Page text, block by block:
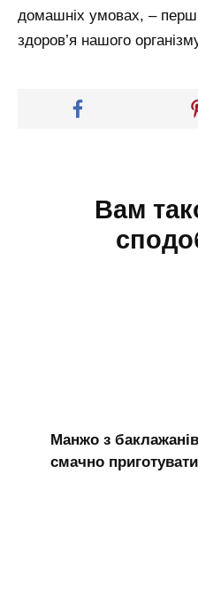
домашніх умовах, –
здоров’я нашого
Вам
Манжо з
смачно приготувати